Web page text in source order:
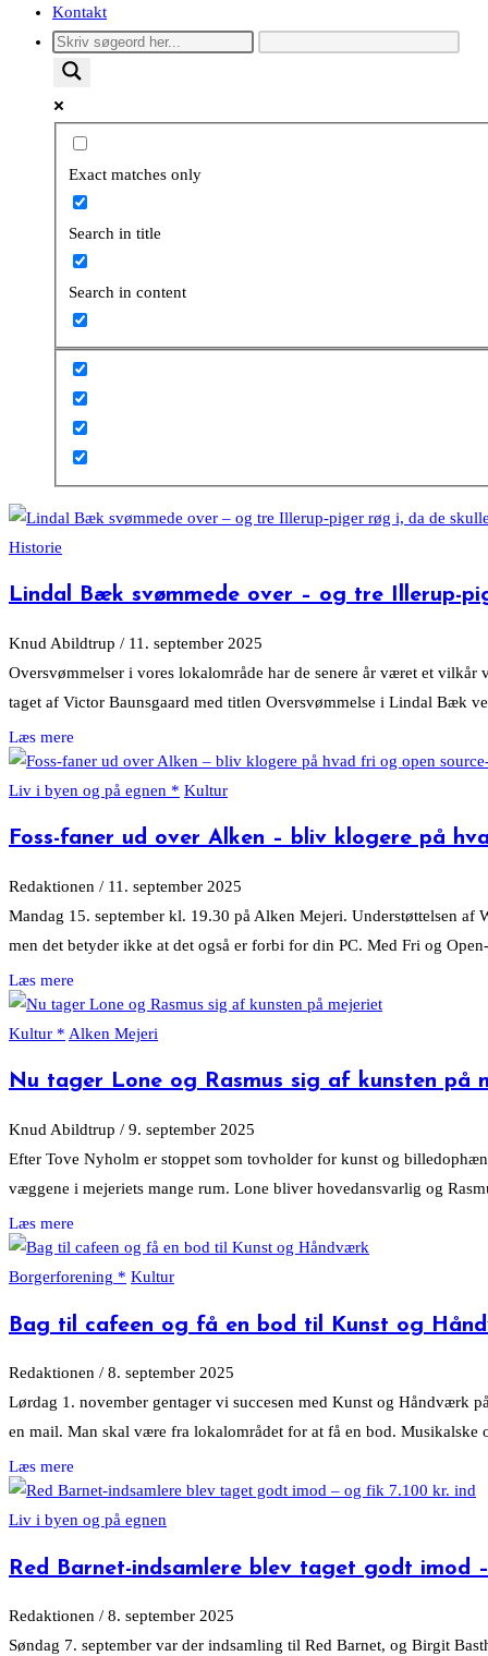
Kontakt
Exact matches only
Search in title
Search in content
Historie
Lindal Bæk svømmede over – og tre Illerup-
Knud Abildtrup / 11. september 2025
Oversvømmelser i vores lokalområde har de senere år været et
taget af Victor Baunsgaard med titlen Oversvømmelse i Lindal Bæk
Liv i byen og på egnen Kultur
Foss-faner ud over Alken – bliv klogere på
Redaktionen / 11. september 2025
Mandag 15. september kl. 19.30 på Alken Mejeri. Understøttelsen
men det betyder ikke at det også er forbi for din PC. Med Fri og
Kultur Alken Mejeri
Nu tager Lone og Rasmus sig af kunsten på
Knud Abildtrup / 9. september 2025
Efter Tove Nyholm er stoppet som tovholder for kunst og
væggene i mejeriets mange rum. Lone bliver hovedansvarlig og
Borgerforening Kultur
Bag til cafeen og få en bod til Kunst og
Redaktionen / 8. september 2025
Lørdag 1. november gentager vi succesen med Kunst og Håndværk
en mail. Man skal være fra lokalområdet for at få en bod.
Liv i byen og på egnen
Red Barnet-indsamlere blev taget godt imod
Redaktionen / 8. september 2025
Søndag 7. september var der indsamling til Red Barnet, og Birgit